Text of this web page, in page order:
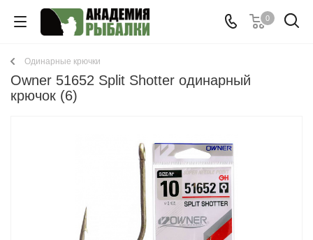
0
Одинарные крючки
Owner 51652 Split Shotter одинарный
крючок (6)